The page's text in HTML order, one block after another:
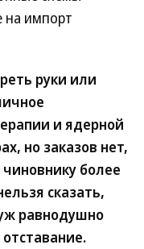
на импорт
руки или
и ядерной
но заказов нет,
более
сказать,
равнодушно